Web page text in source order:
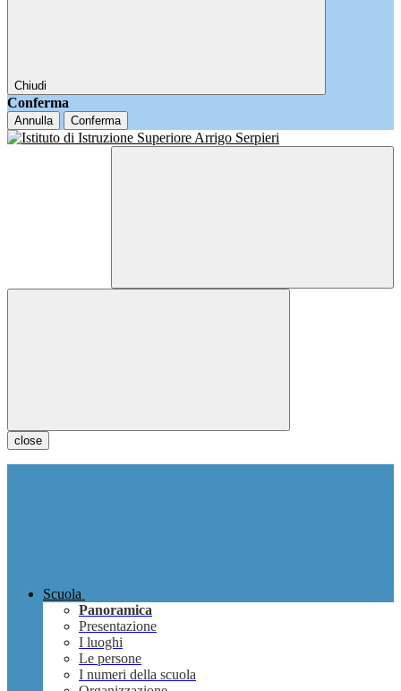
Chiudi
Conferma
Annulla Conferma
close
Scuola
Panoramica
Presentazione
I luoghi
Le persone
I numeri della scuola